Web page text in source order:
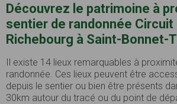
Découvrez le patrimoine à
sentier de randonnée Circuit
Richebourg à Saint-Bonnet-
Il existe 14 lieux remarquables à
randonnée. Ces lieux peuvent être
depuis le sentier ou bien être présents
30km autour du tracé ou du point de